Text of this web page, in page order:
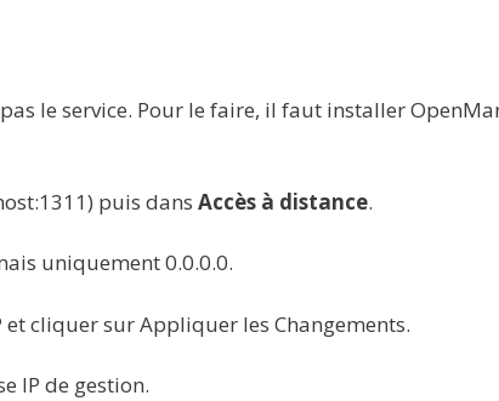
le service. Pour le faire, il faut installer
puis dans Accès à distance.
uniquement 0.0.0.0.
cliquer sur Appliquer les Changements.
IP de gestion.